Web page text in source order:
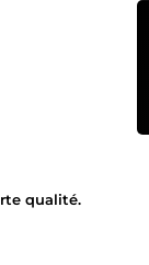
qualité.